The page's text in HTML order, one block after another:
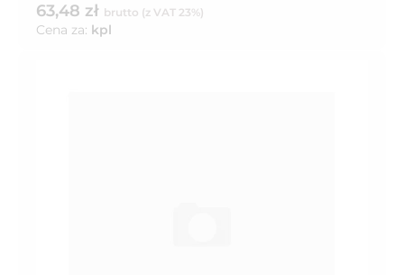
63,48 zł brutto (z VAT 23%)
Cena za: kpl